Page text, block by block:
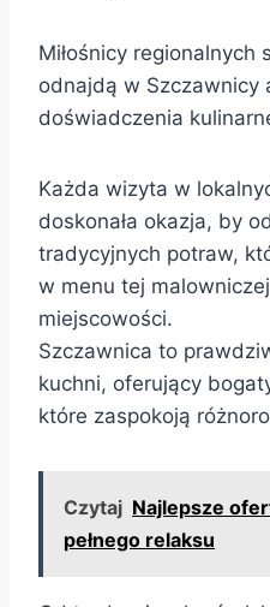
Miłośnicy regionalnych
odnajdą w Szczawnicy
doświadczenia
Każda wizyta w
doskonała okazja, by
tradycyjnych potraw,
w menu tej
miejscowości.
Szczawnica to
kuchni, oferujący
które zaspokoją
Czytaj Najlepsze
pełnego relaksu